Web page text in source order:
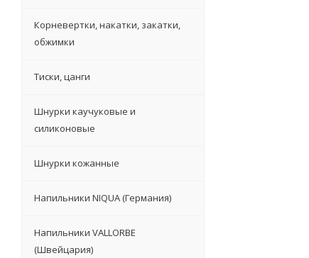
Корневертки, накатки, закатки,
обжимки
Тиски, цанги
Шнурки каучуковые и
силиконовые
Шнурки кожанные
Напильники NIQUA (Германия)
Напильники VALLORBE
(Швейцария)